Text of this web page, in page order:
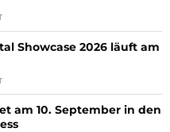
Showcase 2026 läuft am
am 10. September in den